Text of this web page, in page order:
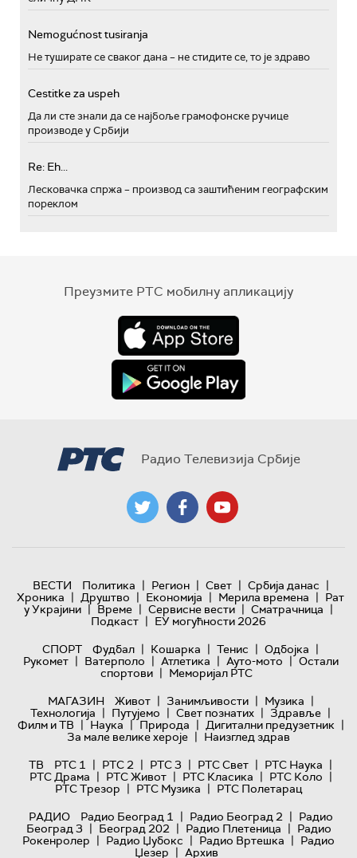
Nemogućnost tusiranja
Не туширате се сваког дана – не стидите се, то је здраво
Cestitke za uspeh
Да ли сте знали да се најбоље грамофонске ручице
производе у Србији
Re: Eh...
Лесковачка спржа – производ са заштићеним географским
пореклом
Преузмите РТС мобилну апликацију
Радио Телевизија Србије
ВЕСТИ Политика | Регион | Свет | Србија данас |
Хроника | Друштво | Економија | Мерила времена | Рат
у Украјини | Време | Сервисне вести | Сматрачница |
Подкаст | ЕУ могућности 2026
СПОРТ
Фудбал | Кошарка | Тенис | Одбојка |
Рукомет | Ватерполо | Атлетика | Ауто-мото | Остали
спортови | Меморијал РТС
МАГАЗИН
Живот | Занимљивости | Музика |
Технологијa | Путујемо | Свет познатих | Здравље |
Филм и ТВ | Наука | Природа | Дигитални предузетник |
За мале велике хероје | Наизглед здрав
ТВ
РТС 1 | РТС 2 | РТС 3 | РТС Свет | РТС Наука |
РТС Драма | РТС Живот | РТС Класика | РТС Коло |
РТС Трезор | РТС Музика | РТС Полетарац
РАДИО
Радио Београд 1 | Радио Београд 2 | Радио
Београд 3 | Београд 202 | Радио Плетеница | Радио
Рокенролер | Радио Џубокс | Радио Вртешка | Радио
Џезер | Архив